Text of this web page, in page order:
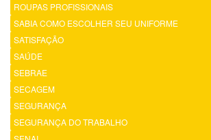
ROUPAS PROFISSIONAIS
SABIA COMO ESCOLHER SEU UNIFORME
SATISFAÇÃO
SAÚDE
SEBRAE
SECAGEM
SEGURANÇA
SEGURANÇA DO TRABALHO